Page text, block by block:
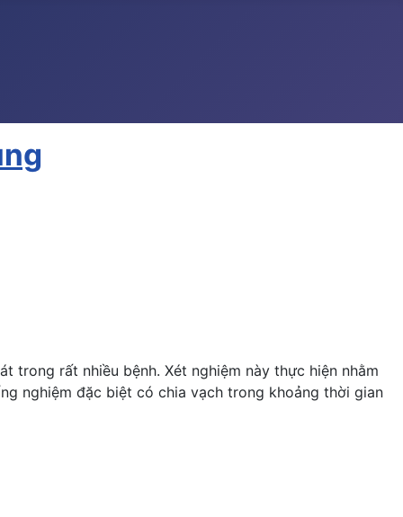
trong rất nhiều bệnh. Xét nghiệm này thực hiện nhằm
nghiệm đặc biệt có chia vạch trong khoảng thời gian